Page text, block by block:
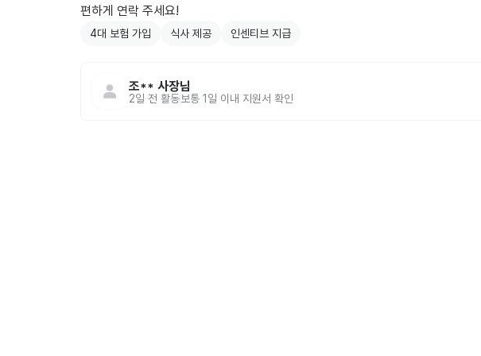
편하게 연락 주세요!
4대 보험 가입 식사 제공 인센티브 지급
조** 사장님
2일 전 활동보통 1일 이내 지원서 확인